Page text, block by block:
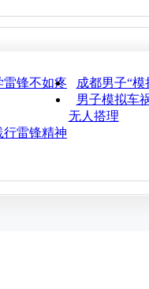
锋不如疼
成都男子“模
男子模拟车
无人搭理
雷锋精神